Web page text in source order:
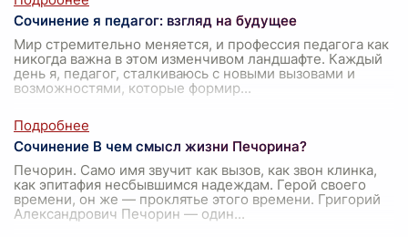
Сочинение я педагог: взгляд на будущее
Мир стремительно меняется, и профессия педагога как
никогда важна в этом изменчивом ландшафте. Каждый
день я, педагог, сталкиваюсь с новыми вызовами и
возможностями, которые формир...
Сочинение В чем смысл жизни Печорина?
Печорин. Само имя звучит как вызов, как звон клинка,
как эпитафия несбывшимся надеждам. Герой своего
времени, он же — проклятье этого времени. Григорий
Александрович Печорин — один...